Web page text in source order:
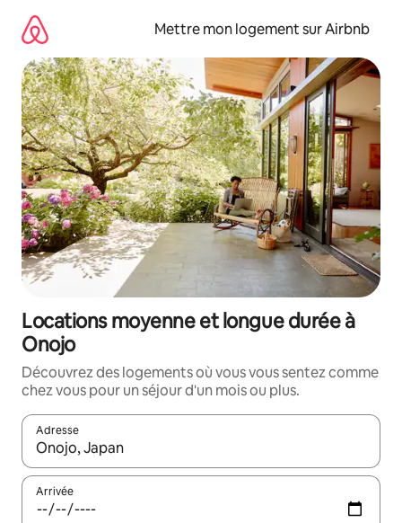
directement
contenu
Mettre mon logement sur Airbnb
Locations moyenne et longue durée à
Onojo
Découvrez des logements où vous vous sentez comme
chez vous pour un séjour d'un mois ou plus.
Adresse
Lorsque les résultats s'affichent, utilisez les flèches vers le
Arrivée